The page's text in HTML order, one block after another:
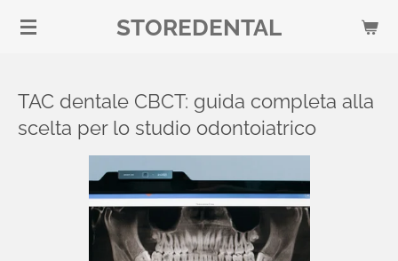
Vai
principale
STOREDENTAL
TAC dentale CBCT: guida completa alla
scelta per lo studio odontoiatrico